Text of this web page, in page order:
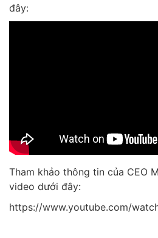
đây:
Tham khảo thông tin của CEO
video dưới đây:
https://www.youtube.com/